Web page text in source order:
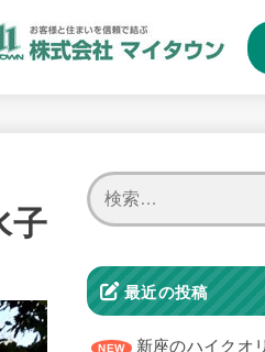
子
最近の投稿
新座のハイクオ